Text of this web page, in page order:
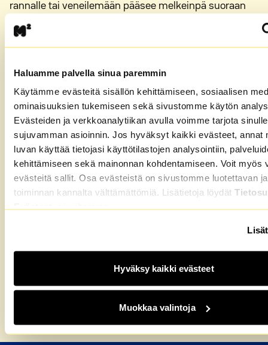
Haluamme palvella sinua paremmin
Käytämme evästeitä sisällön kehittämiseen, sosiaalisen
ominaisuuksien tukemiseen sekä sivustomme käytön
Evästeiden ja verkkoanalytiikan avulla voimme tarjota sinulle
sujuvamman asioinnin. Jos hyväksyt kaikki evästeet, annat
luvan käyttää tietojasi käyttötilastojen analysointiin,
kehittämiseen sekä mainonnan kohdentamiseen. Voit myös
evästeitä sallit. Osa evästeistä on sivustomme luotettavan
toiminnan kannalta välttämättömiä. Lisätietoja löydät
Evästeet-sivuiltamme.
Hyväksy kaikki evästeet
Muokkaa valintoja
rannalle tai veneilemään pääsee melkeinpä suoraan
Päivärannassa on oma pallokenttä ja
jääkiekkokaukalo. Lähin uimaranta sijaitsee kilometrin
Päivärannasta autolla noin kymmenessä minuutissa.
Linja-autolla sama matka vie noin 20 minuuttia.
Näin haet asuntoa
Tutustu asuntoihin ja jätä hakemus sinua kiinnostaviin
vaihtoehtoihin. Asukasvalinnat tehdään hakuaikana
tulleiden hakemusten perusteella.
Lue lisää asunnon hakemisesta M2-Kodeilla.
Hakuaika on auki 7.−20.11.
Etusivu»Päivärannan uudiskohteen hakuaika alkaa